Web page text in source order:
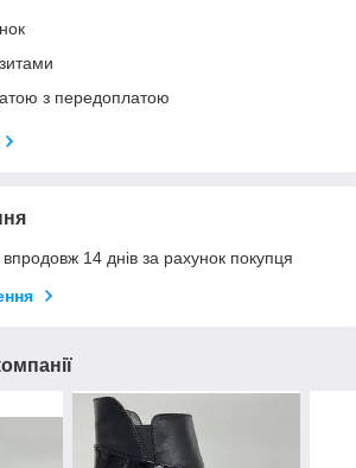
з передоплатою
14 днів за рахунок покупця